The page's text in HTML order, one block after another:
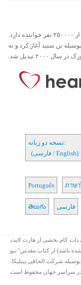
ورس آو ذ دی دات کام کار خود را در سال ۱۹۹۸ بوسیله بن ستید آغاز کرد و به
تبدیل شد.
نسخه دو زبانه:
(فارسی / English)
Português ภาษ
తెలుగు فارسی
دی دات کام بخشی از هارت لایت
نت ورک است. تمام نقل قولها ( مگر اینکه قید شده باشد) از کتاب مقدس٬ نیو
انترناشنال ورژن برگرفته شده. ۱۹۷۳٬۱۹۷۸٬۱۹۸۴٬۲۰۱۱ بوسیله شرکت الحاقی بیبلیکا.
سراسر جهان محفوظ است